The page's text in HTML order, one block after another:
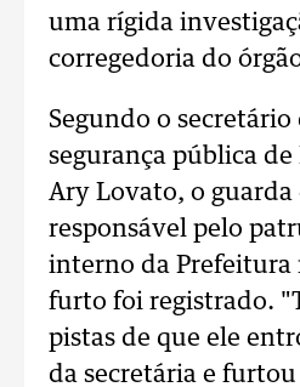
uma rígida
corregedoria do
Segundo o
segurança pública de
Ary Lovato, o guarda
responsável pelo
interno da Prefeitura
furto foi registrado.
pistas de que ele
da secretária e